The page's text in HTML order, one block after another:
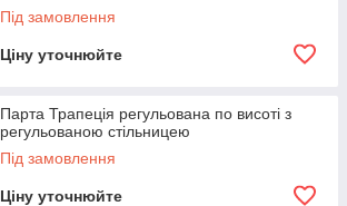
Під замовлення
Ціну уточнюйте
Парта Трапеція регульована по висоті з
регульованою стільницею
Під замовлення
Ціну уточнюйте